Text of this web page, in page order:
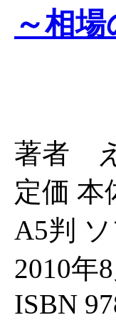
～相
著者
定価 本
A5判
2010年
ISBN